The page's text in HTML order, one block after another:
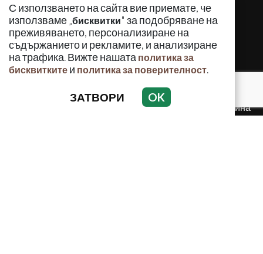
С използването на сайта вие приемате, че
използваме „бисквитки" за подобряване на
преживяването, персонализиране на
съдържанието и рекламите, и анализиране
на трафика. Вижте нашата политика за
бисквитките и политика за поверителност.
ЗАТВОРИ OK
ИНЦИДЕНТИ
АНАЛИЗИ
ПО СВЕТА
ВОДЕЩИ ТЕМИ
Използването и публикуването на част или цялото
съдържание на Crimes.BG без разрешение на Медийна